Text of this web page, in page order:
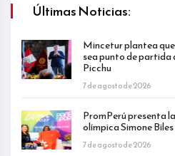
Últimas Noticias:
Mincetur plantea
sea punto de
Picchu
7 de agosto de 2026
PromPerú presenta
olímpica Simone
7 de agosto de 2026